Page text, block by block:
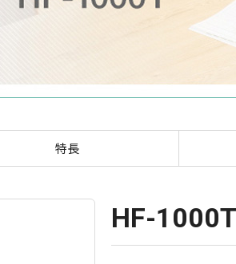
HF-
特長
HF-1000T